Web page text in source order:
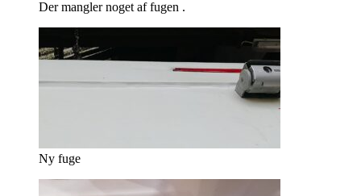
Der mangler noget af fugen .
Ny fuge